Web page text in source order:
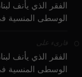
الفقر الذي يأنف
الوسطى المنسية
قارىء على
الفقر الذي يأنف
الوسطى المنسية